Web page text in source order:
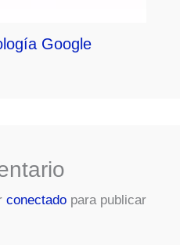
Google
conectadopara publicar